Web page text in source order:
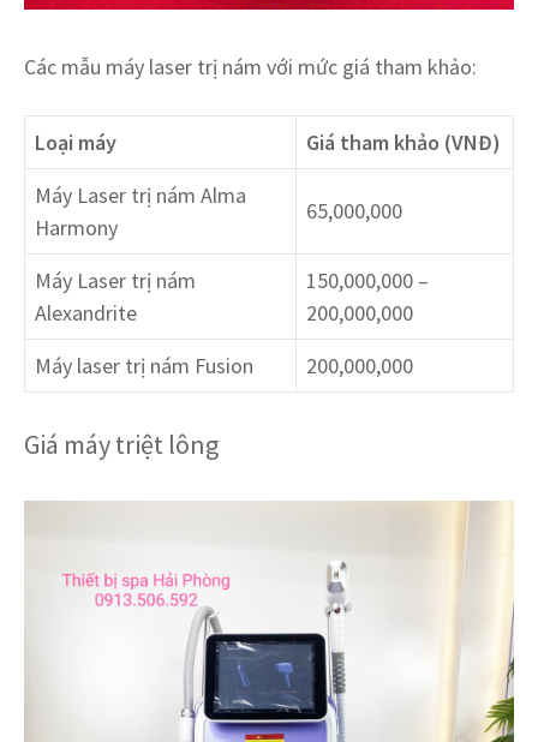
Các mẫu máy laser trị nám với mức giá tham khảo:
Loại máy
Giá tham khảo (VNĐ)
Máy Laser trị nám Alma
Harmony
65,000,000
Máy Laser trị nám
Alexandrite
150,000,000 –
200,000,000
Máy laser trị nám Fusion
200,000,000
Giá máy triệt lông